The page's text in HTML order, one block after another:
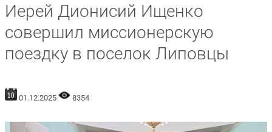
Иерей Дионисий Ищенко
совершил миссионерскую
поездку в поселок Липовцы
01.12.2025 8354